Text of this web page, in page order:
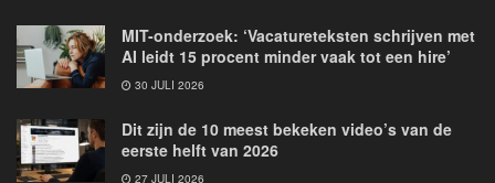
MIT-onderzoek: ‘Vacatureteksten schrijven met
AI leidt 15 procent minder vaak tot een hire’
30 JULI 2026
Dit zijn de 10 meest bekeken video’s van de
eerste helft van 2026
27 JULI 2026